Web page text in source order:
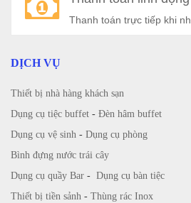
Thanh toán trực tiếp khi
DỊCH VỤ
Thiết bị nhà hàng khách sạn
Dụng cụ tiệc buffet - Đèn hâm buffet
Dụng cụ vệ sinh - Dụng cụ phòng
Bình đựng nước trái cây
Dụng cụ quầy Bar - Dụng cụ bàn tiệc
Thiết bị tiền sảnh - Thùng rác Inox